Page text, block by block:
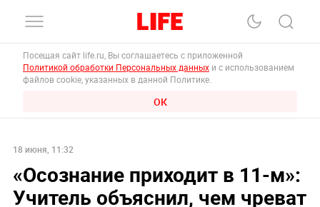
Посещая сайт life.ru, Вы соглашаетесь с приложенной
Политикой обработки Персональных данных и с использованием
файлов cookie, указанных в данной Политике.
ОК
18 июня, 11:32
«‎Осознание приходит в 11-м»:
Учитель объяснил, чем чреват